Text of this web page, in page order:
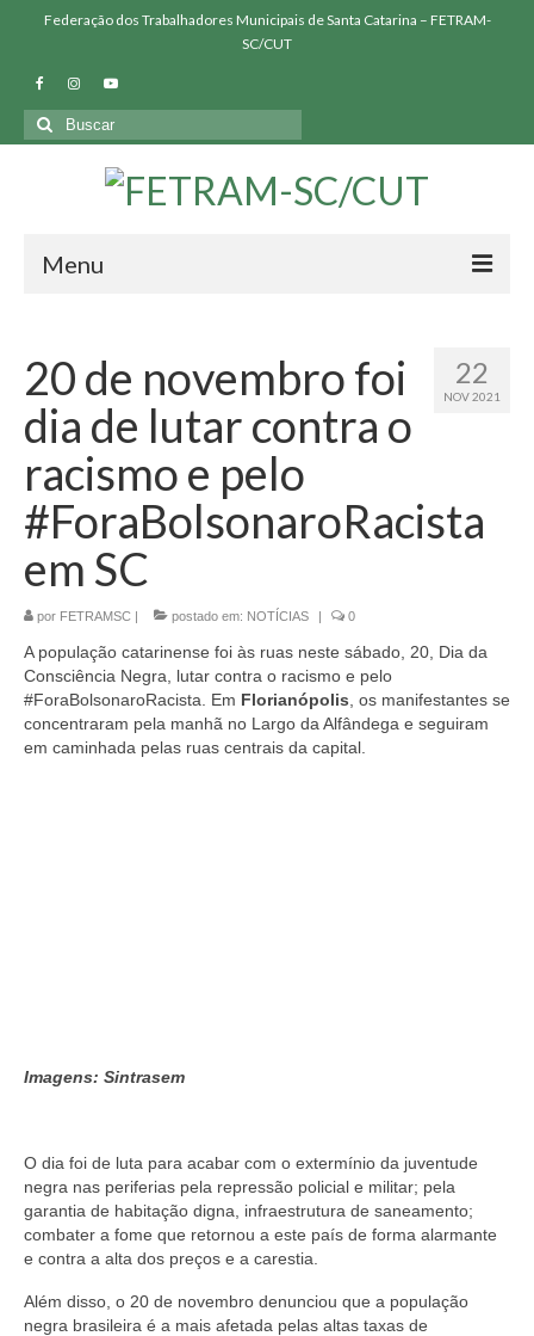
Federação dos Trabalhadores Municipais de Santa Catarina – FETRAM-
SC/CUT
Buscar
por:
Menu
SINDICATOS FILIADOS
NOSSAS LUTAS
BIBLIOTECA
PRESSÃO FETRAM
CONTATO
22
NOV 2021
20 de novembro foi
dia de lutar contra o
racismo e pelo
#ForaBolsonaroRacista
em SC
por FETRAMSC | postado em: NOTÍCIAS | 0
A população catarinense foi às ruas neste sábado, 20, Dia da
Consciência Negra, lutar contra o racismo e pelo
#ForaBolsonaroRacista. Em Florianópolis , os manifestantes se
concentraram pela manhã no Largo da Alfândega e seguiram
em caminhada pelas ruas centrais da capital.
Imagens: Sintrasem
O dia foi de luta para acabar com o extermínio da juventude
negra nas periferias pela repressão policial e militar; pela
garantia de habitação digna, infraestrutura de saneamento;
combater a fome que retornou a este país de forma alarmante
e contra a alta dos preços e a carestia.
Além disso, o 20 de novembro denunciou que a população
negra brasileira é a mais afetada pelas altas taxas de